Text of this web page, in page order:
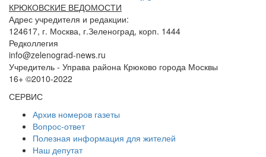
КРЮКОВСКИЕ ВЕДОМОСТИ
Адрес учредителя и редакции:
124617, г. Москва, г.Зеленоград, корп. 1444
Редколлегия
info@zelenograd-news.ru
Учредитель - Управа района Крюково города Москвы
16+ ©2010-2022
СЕРВИС
Архив номеров газеты
Вопрос-ответ
Полезная информация для жителей
Наш депутат